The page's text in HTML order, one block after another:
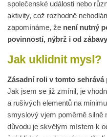
společenské události nebo
aktivity, což rozhodně
zapomínáme, že není nutný
povinností, nýbrž i od
Jak uklidnit mysl?
Zásadní roli v tomto
Jak jsem se již zmínil, je
a rušivých elementů na
smyslový vjem poměrně silně
důvodu je skvělým místem k